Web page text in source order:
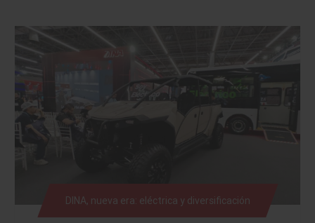
DINA, nueva era: eléctrica y diversificación